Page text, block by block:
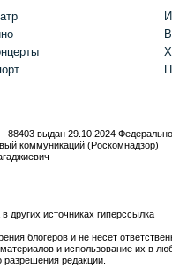
выдан 29.10.2024
коммуникаций (Роскомнадзор)
источниках гиперссылка
блогеров и не несёт
и использование их в
редакции.